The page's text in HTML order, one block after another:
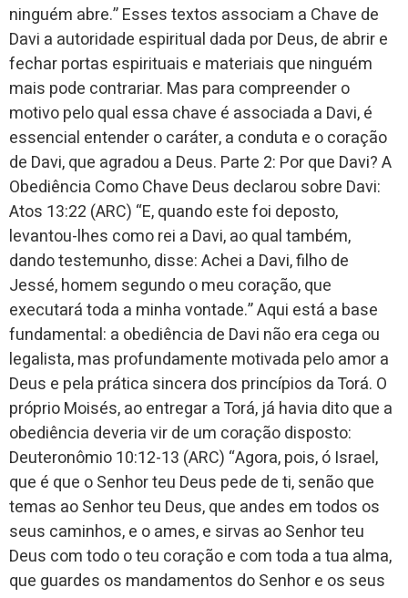
ninguém abre.” Esses textos associam a Chave de
Davi a autoridade espiritual dada por Deus, de abrir e
fechar portas espirituais e materiais que ninguém
mais pode contrariar. Mas para compreender o
motivo pelo qual essa chave é associada a Davi, é
essencial entender o caráter, a conduta e o coração
de Davi, que agradou a Deus. Parte 2: Por que Davi? A
Obediência Como Chave Deus declarou sobre Davi:
Atos 13:22 (ARC) “E, quando este foi deposto,
levantou-lhes como rei a Davi, ao qual também,
dando testemunho, disse: Achei a Davi, filho de
Jessé, homem segundo o meu coração, que
executará toda a minha vontade.” Aqui está a base
fundamental: a obediência de Davi não era cega ou
legalista, mas profundamente motivada pelo amor a
Deus e pela prática sincera dos princípios da Torá. O
próprio Moisés, ao entregar a Torá, já havia dito que a
obediência deveria vir de um coração disposto:
Deuteronômio 10:12-13 (ARC) “Agora, pois, ó Israel,
que é que o Senhor teu Deus pede de ti, senão que
temas ao Senhor teu Deus, que andes em todos os
seus caminhos, e o ames, e sirvas ao Senhor teu
Deus com todo o teu coração e com toda a tua alma,
que guardes os mandamentos do Senhor e os seus